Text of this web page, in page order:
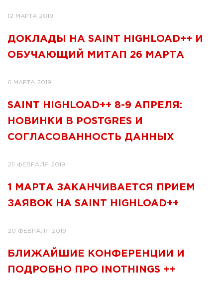
12 МАРТА 2019
ДОКЛАДЫ НА SAINT HIGHLOAD++ И
ОБУЧАЮЩИЙ МИТАП 26 МАРТА
6 МАРТА 2019
SAINT HIGHLOAD++ 8-9 АПРЕЛЯ:
НОВИНКИ В POSTGRES И
СОГЛАСОВАННОСТЬ ДАННЫХ
25 ФЕВРАЛЯ 2019
1 МАРТА ЗАКАНЧИВАЕТСЯ ПРИЕМ
ЗАЯВОК НА SAINT HIGHLOAD++
20 ФЕВРАЛЯ 2019
БЛИЖАЙШИЕ КОНФЕРЕНЦИИ И
ПОДРОБНО ПРО INOTHINGS ++